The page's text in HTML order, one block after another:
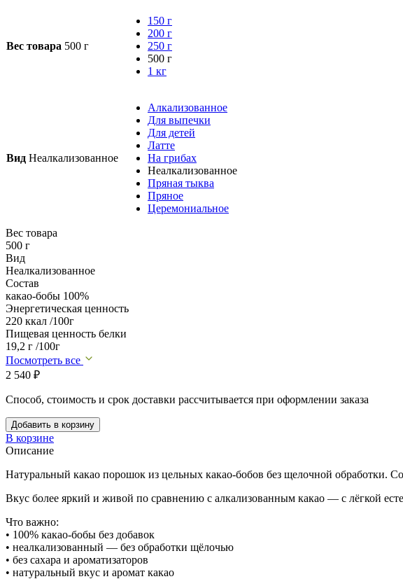
Вес товара 500 г
150 г
200 г
250 г
500 г
1 кг
Вид Неалкализованное
Алкализованное
Для выпечки
Для детей
Латте
На грибах
Неалкализованное
Пряная тыква
Пряное
Церемониальное
Вес товара
500 г
Вид
Неалкализованное
Состав
какао-бобы 100%
Энергетическая ценность
220 ккал /100г
Пищевая ценность белки
19,2 г /100г
Посмотреть все
2 540 ₽
Способ, стоимость и срок доставки рассчитывается при оформлении заказа
Добавить в корзину
В корзине
Описание
Натуральный какао порошок из цельных какао-бобов без щелочной обработки.
Вкус более яркий и живой по сравнению с алкализованным какао — с лёгкой
Что важно:
• 100% какао-бобы без добавок
• неалкализованный — без обработки щёлочью
• без сахара и ароматизаторов
• натуральный вкус и аромат какао